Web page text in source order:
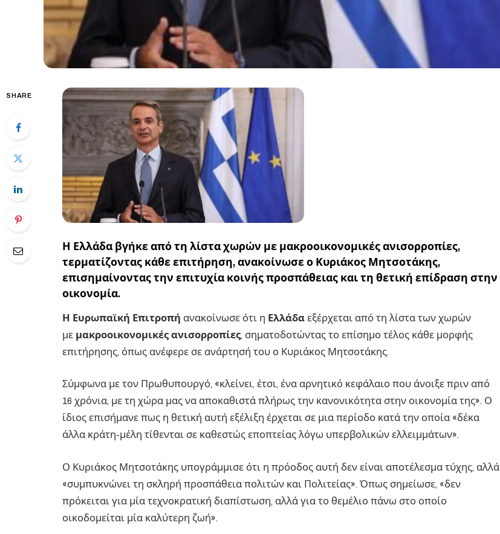
SHARE
Η Ελλάδα βγήκε από τη λίστα χωρών με μακροοικονομικές ανισορροπίες,
τερματίζοντας κάθε επιτήρηση, ανακοίνωσε ο Κυριάκος Μητσοτάκης,
επισημαίνοντας την επιτυχία κοινής προσπάθειας και τη θετική επίδραση στην
οικονομία.
Η Ευρωπαϊκή Επιτροπή ανακοίνωσε ότι η Ελλάδαεξέρχεται από τη λίστα των χωρών
με μακροοικονομικές ανισορροπίες, σηματοδοτώντας το επίσημο τέλος κάθε μορφής
επιτήρησης, όπως ανέφερε σε ανάρτησή του ο Κυριάκος Μητσοτάκης.
Σύμφωνα με τον Πρωθυπουργό, «κλείνει, έτσι, ένα αρνητικό κεφάλαιο που άνοιξε πριν από
16 χρόνια, με τη χώρα μας να αποκαθιστά πλήρως την κανονικότητα στην οικονομία της». Ο
ίδιος επισήμανε πως η θετική αυτή εξέλιξη έρχεται σε μια περίοδο κατά την οποία «δέκα
άλλα κράτη-μέλη τίθενται σε καθεστώς εποπτείας λόγω υπερβολικών ελλειμμάτων».
Ο Κυριάκος Μητσοτάκης υπογράμμισε ότι η πρόοδος αυτή δεν είναι αποτέλεσμα τύχης, αλλά
«συμπυκνώνει τη σκληρή προσπάθεια πολιτών και Πολιτείας». Όπως σημείωσε, «δεν
πρόκειται για μία τεχνοκρατική διαπίστωση, αλλά για το θεμέλιο πάνω στο οποίο
οικοδομείται μία καλύτερη ζωή».